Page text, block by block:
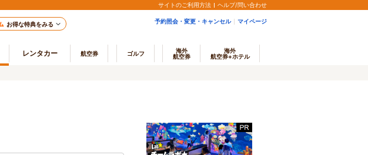
サイトのご利用方法 ヘルプ/問い合わせ
お得な特典をみる 予約照会・変更・キャンセル マイページ
レンタカー 航空券 ゴルフ
海外
航空券
海外
航空券+ホテル